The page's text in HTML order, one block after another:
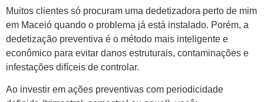
Muitos clientes só procuram uma dedetizadora perto de mim
em Maceió quando o problema já está instalado. Porém, a
dedetização preventiva é o método mais inteligente e
econômico para evitar danos estruturais, contaminações e
infestações difíceis de controlar.
Ao investir em ações preventivas com periodicidade